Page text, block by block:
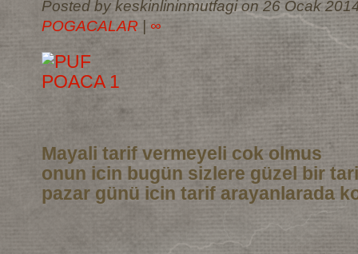
Posted by keskinlininmutfagi on 26 Ocak
POGACALAR
∞
Mayali tarif vermeyeli cok olmus
onun icin bugün sizlere güzel bir
pazar günü icin tarif arayanlarada